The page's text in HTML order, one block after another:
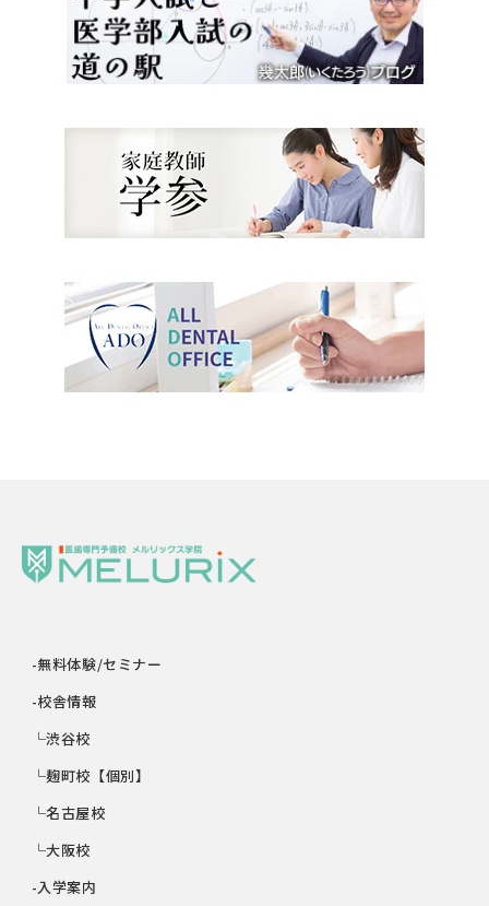
-無料体験/セミナー
-校舎情報
└渋谷校
└麹町校【個別】
└名古屋校
└大阪校
-入学案内